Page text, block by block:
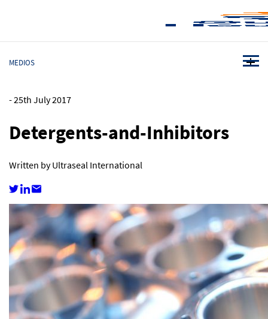
MEDIOS
-25th July 2017
Detergents-and-Inhibitors
Written by Ultraseal International